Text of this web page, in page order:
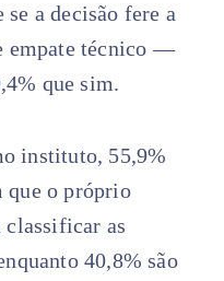
a decisão fere a
empate técnico —
que sim.
instituto, 55,9%
que o próprio
as
40,8% são